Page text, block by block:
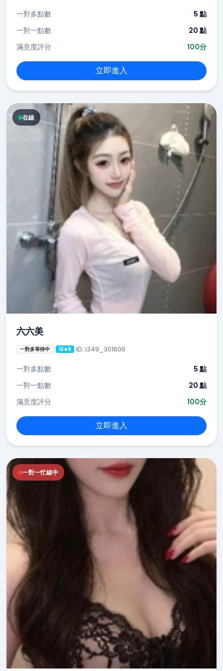
一對多點數
5 點
一對一點數
20 點
滿意度評分
100分
立即進入
在線
六六美
一對多等待中 i349 ID: i349_301606
一對多點數
5 點
一對一點數
20 點
滿意度評分
100分
立即進入
一對一忙線中